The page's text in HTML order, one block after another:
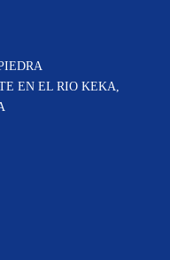
EN EL RIO KEKA,